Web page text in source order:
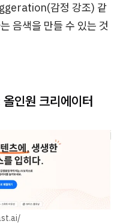
감정 강조) 같
음색을 만들 수 있는 것
인원 크리에이터